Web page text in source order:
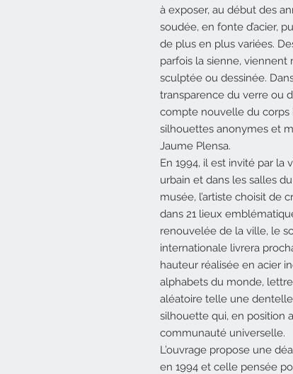
à exposer, au début des
soudée, en fonte d’acier,
de plus en plus variées.
parfois la sienne,
sculptée ou dessinée.
transparence du verre ou
compte nouvelle du
silhouettes anonymes et
Jaume Plensa.
En 1994, il est invité par la
urbain et dans les salles
musée, l’artiste choisit de
dans 21 lieux
renouvelée de la ville, le
internationale livrera
hauteur réalisée en acier
alphabets du monde,
aléatoire telle une
silhouette qui, en position
communauté universelle.
L’ouvrage propose une
en 1994 et celle pensée